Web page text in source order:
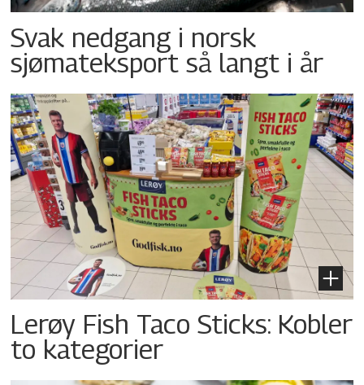
Svak nedgang i norsk
sjømateksport så langt i år
Lerøy Fish Taco Sticks: Kobler
to kategorier